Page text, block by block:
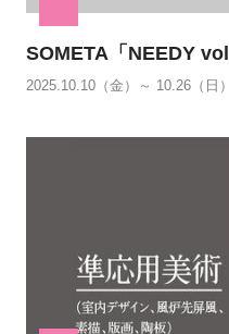
SOMETA「NEEDY
2025.10.10（金）～ 10.26（日）